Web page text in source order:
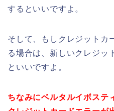
するといいですよ。
そして、もしクレジットカ
る場合は、新しいクレジッ
といいですよ。
ちなみにベルタルイボステ